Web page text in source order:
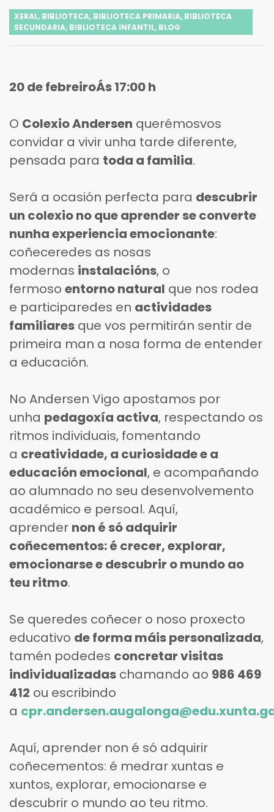
XERAL, BIBLIOTECA, BIBLIOTECA PRIMARIA, BIBLIOTECA
SECUNDARIA, BIBLIOTECA INFANTIL, BLOG
20 de febreiroÁs 17:00 h
O Colexio Andersen querémosvos
convidar a vivir unha tarde diferente,
pensada para toda a familia.
Será a ocasión perfecta para descubrir
un colexio no que aprender se converte
nunha experiencia emocionante:
coñeceredes as nosas
modernas instalacións, o
fermoso entorno natural que nos rodea
e participaredes en actividades
familiares que vos permitirán sentir de
primeira man a nosa forma de entender
a educación.
No Andersen Vigo apostamos por
unha pedagoxía activa, respectando os
ritmos individuais, fomentando
a creatividade, a curiosidade e a
educación emocional, e acompañando
ao alumnado no seu desenvolvemento
académico e persoal. Aquí,
aprender non é só adquirir
coñecementos: é crecer, explorar,
emocionarse e descubrir o mundo ao
teu ritmo.
Se queredes coñecer o noso proxecto
educativo de forma máis personalizada,
tamén podedes concretar visitas
individualizadas chamando ao 986 469
412 ou escribindo
a
Aquí, aprender non é só adquirir
coñecementos: é medrar xuntas e
xuntos, explorar, emocionarse e
descubrir o mundo ao teu ritmo.